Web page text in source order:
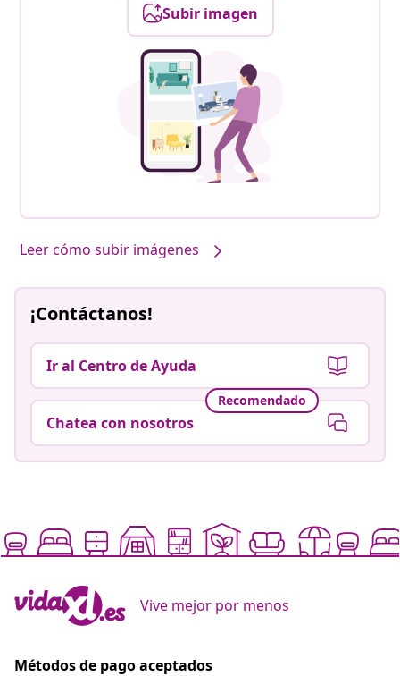
Subir imagen
Leer cómo subir imágenes
¡Contáctanos!
Ir al Centro de Ayuda
Recomendado
Chatea con nosotros
Vive mejor por menos
Métodos de pago aceptados